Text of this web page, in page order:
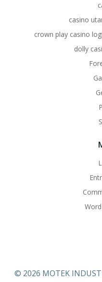
casino
crown play casino
dolly
© 2026 MOTEK